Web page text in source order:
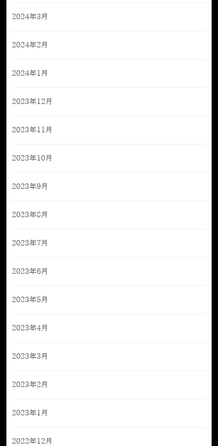
2024年3月
2024年2月
2024年1月
2023年12月
2023年11月
2023年10月
2023年9月
2023年8月
2023年7月
2023年6月
2023年5月
2023年4月
2023年3月
2023年2月
2023年1月
2022年12月